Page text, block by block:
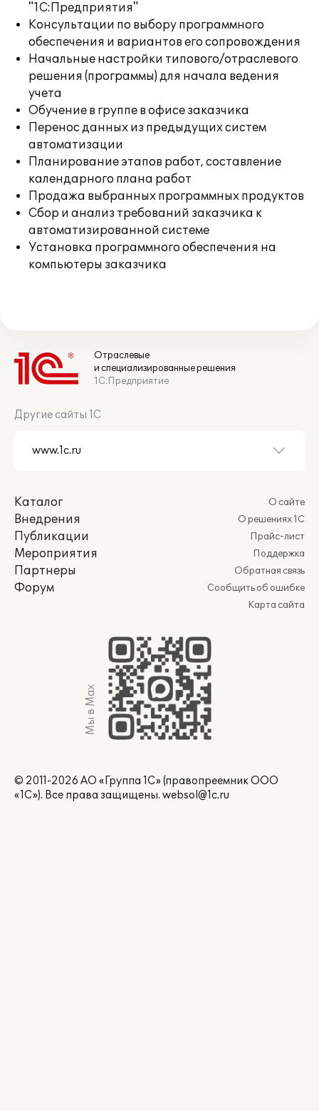
"1С:Предприятия"
Консультации по выбору программного
обеспечения и вариантов его сопровождения
Начальные настройки типового/отраслевого
решения (программы) для начала ведения
учета
Обучение в группе в офисе заказчика
Перенос данных из предыдущих систем
автоматизации
Планирование этапов работ, составление
календарного плана работ
Продажа выбранных программных продуктов
Сбор и анализ требований заказчика к
автоматизированной системе
Установка программного обеспечения на
компьютеры заказчика
Отраслевые
и специализированные решения
1С:Предприятие
Другие сайты 1С
Каталог
Внедрения
Публикации
Мероприятия
Партнеры
Форум
О сайте
О решениях 1С
Прайс-лист
Поддержка
Обратная связь
Сообщить об ошибке
Карта сайта
Мы в Max
© 2011-2026 АО «Группа 1С» (правопреемник ООО
«1С»). Все права защищены. websol@1c.ru